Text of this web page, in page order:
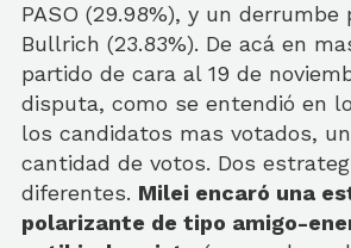
PASO (29.98%), y un derrumbe
Bullrich (23.83%). De acá en
partido de cara al 19 de
disputa, como se entendió en
los candidatos mas votados,
cantidad de votos. Dos
diferentes. Milei encaró una
polarizante de tipo amigo-